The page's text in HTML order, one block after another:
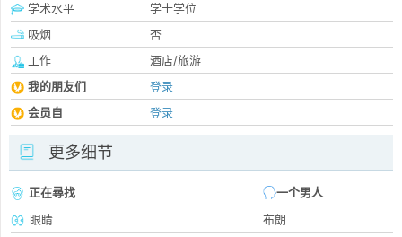
学术水平
学士学位
吸烟
否
工作
酒店/旅游
我的朋友们
登录
会员自
登录
更多细节
正在尋找
一个男人
眼睛
布朗